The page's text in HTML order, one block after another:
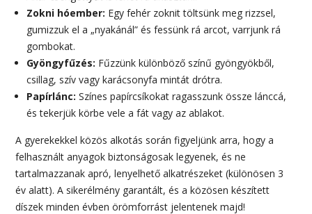
Zokni hóember: Egy fehér zoknit töltsünk meg rizzsel,
gumizzuk el a „nyakánál” és fessünk rá arcot, varrjunk rá
gombokat.
Gyöngyfűzés: Fűzzünk különböző színű gyöngyökből,
csillag, szív vagy karácsonyfa mintát drótra.
Papírlánc: Színes papírcsíkokat ragasszunk össze lánccá,
és tekerjük körbe vele a fát vagy az ablakot.
A gyerekekkel közös alkotás során figyeljünk arra, hogy a
felhasznált anyagok biztonságosak legyenek, és ne
tartalmazzanak apró, lenyelhető alkatrészeket (különösen 3
év alatt). A sikerélmény garantált, és a közösen készített
díszek minden évben örömforrást jelentenek majd!